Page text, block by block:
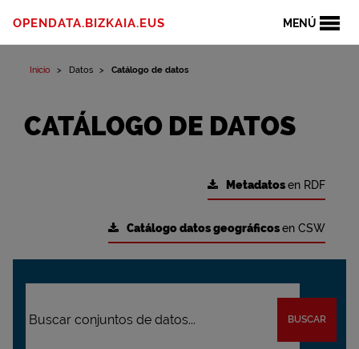
MENÚ
OPENDATA.BIZKAIA.EUS
Inicio Datos Catálogo de datos
CATÁLOGO DE DATOS
Metadatosen RDF
Catálogo datos geográficosen CSW
BUSCAR